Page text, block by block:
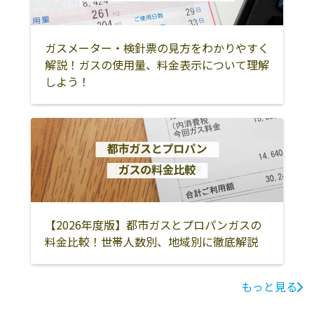
ガスメーター・検針票の見方をわかりやすく
解説！ガスの使用量、料金表示について理解
しよう！
【2026年度版】都市ガスとプロパンガスの
料金比較！世帯人数別、地域別に徹底解説
もっと見る